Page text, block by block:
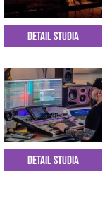
Detail studia
Detail studia